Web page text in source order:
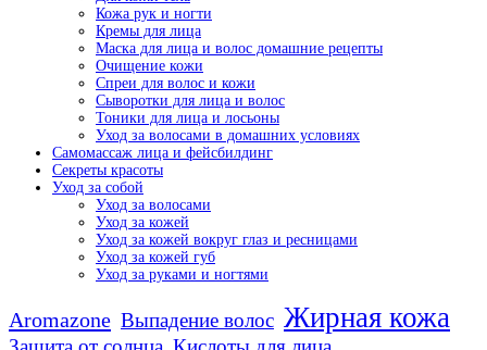
Кожа рук и ногти
Кремы для лица
Маска для лица и волос домашние рецепты
Очищение кожи
Спреи для волос и кожи
Сыворотки для лица и волос
Тоники для лица и лосьоны
Уход за волосами в домашних условиях
Самомассаж лица и фейсбилдинг
Секреты красоты
Уход за собой
Уход за волосами
Уход за кожей
Уход за кожей вокруг глаз и ресницами
Уход за кожей губ
Уход за руками и ногтями
Aromazone Выпадение волос Жирная кожа